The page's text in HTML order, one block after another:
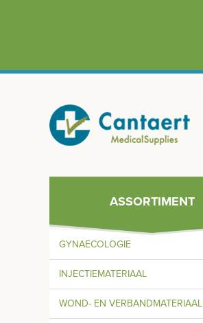
ASSORTIMENT
GYNAECOLOGIE
INJECTIEMATERIAAL
WOND- EN VERBANDMATERIAAL